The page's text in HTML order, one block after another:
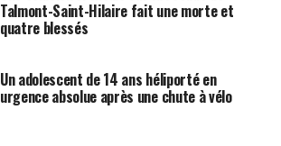
Talmont-Saint-Hilaire fait une morte et
quatre blessés
Un adolescent de 14 ans héliporté en
urgence absolue après une chute à vélo